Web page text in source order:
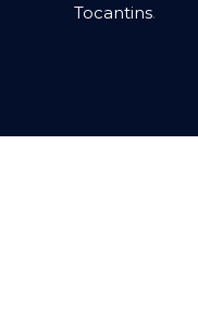
Tocantins.